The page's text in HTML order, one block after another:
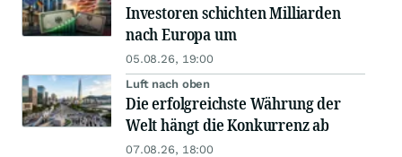
Investoren schichten Milliarden
nach Europa um
05.08.26, 19:00
Luft nach oben
Die erfolgreichste Währung der
Welt hängt die Konkurrenz ab
07.08.26, 18:00